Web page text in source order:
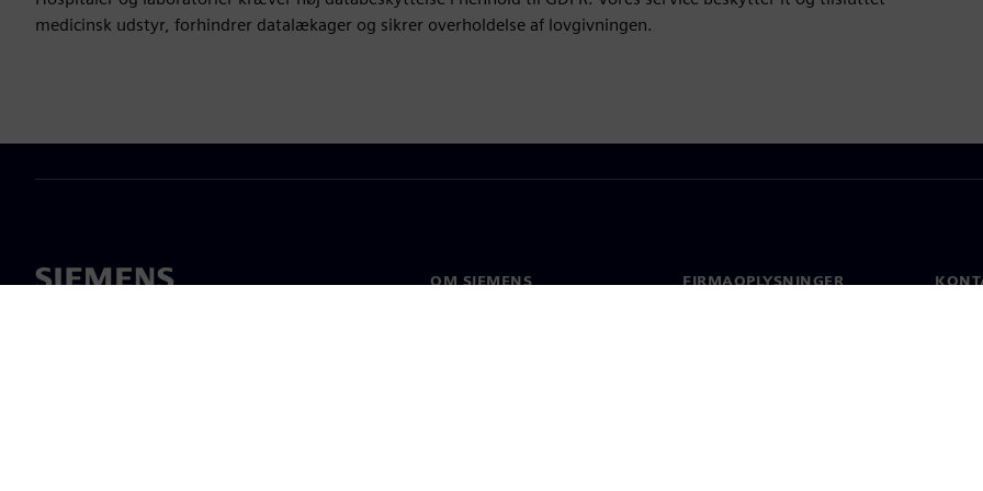
medicinsk udstyr, forhindrer datalækager og sikrer overholdelse af lovgivningen.
OM SIEMENS FIRMAOPLYSNINGER